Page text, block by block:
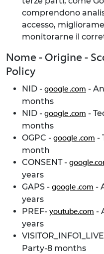
comprendono
accesso,
monitorarne il
Nome - Origine -
Policy
NID - google .com -
months
NID - google .com -
months
OGPC - google .com -
month
CONSENT -
years
GAPS - google .com -
years
PREF- youtube.com -
years
Party-8 months